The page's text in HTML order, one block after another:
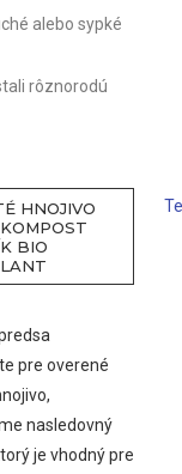
alebo sypké
rôznorodú
HNOJIVO
BIO
pre overené
nasledovný
je vhodný pre